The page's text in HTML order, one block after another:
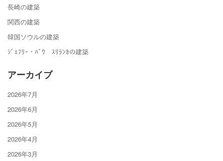
長崎の建築
関西の建築
韓国ソウルの建築
ｼﾞｪﾌﾘｰ・ﾊﾞﾜ ｽﾘﾗﾝｶの建築
アーカイブ
2026年7月
2026年6月
2026年5月
2026年4月
2026年3月